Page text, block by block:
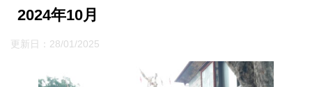
2024年10月
更新日： 28/01/2025